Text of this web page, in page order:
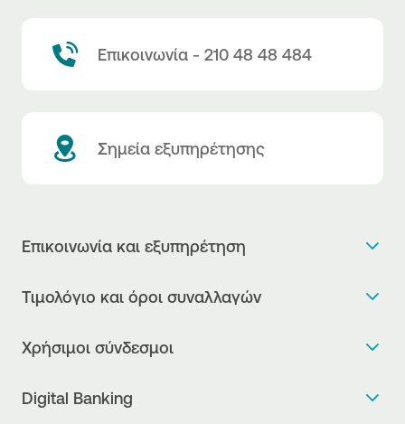
Επικοινωνία - 210 48 48 484
Σημεία εξυπηρέτησης
Επικοινωνία και εξυπηρέτηση
Η νέα Ψηφιακή Εποχή στις συναλλαγές, έφτασε!
Officer
Τιμολόγιο και όροι συναλλαγών
Δελτίο πληροφόρησης περί τελών
Χρήσιμοι σύνδεσμοι
Digital Banking